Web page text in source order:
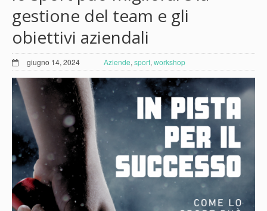
gestione del team e gli
obiettivi aziendali
giugno 14, 2024 Aziende, sport, workshop